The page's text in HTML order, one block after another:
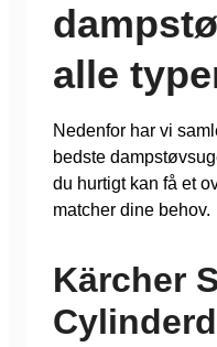
alle
Nedenfor har vi
bedste
du hurtigt kan få et
matcher dine behov.
Kärcher